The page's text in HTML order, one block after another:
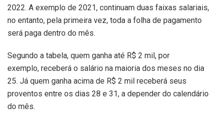
2022. A exemplo de 2021, continuam duas faixas salariais,
no entanto, pela primeira vez, toda a folha de pagamento
será paga dentro do mês.
Segundo a tabela, quem ganha até R$ 2 mil, por
exemplo, receberá o salário na maioria dos meses no dia
25. Já quem ganha acima de R$ 2 mil receberá seus
proventos entre os dias 28 e 31, a depender do calendário
do mês.